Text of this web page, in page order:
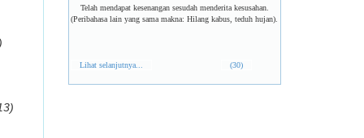
Telah mendapat kesenangan sesudah menderita kesusahan.
(Peribahasa lain yang sama makna: Hilang kabus, teduh hujan).
Lihat selanjutnya... (30)